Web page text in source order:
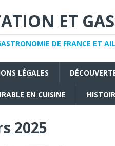
ET
DE FRANCE ET
LÉGALES
EN CUISINE
2025